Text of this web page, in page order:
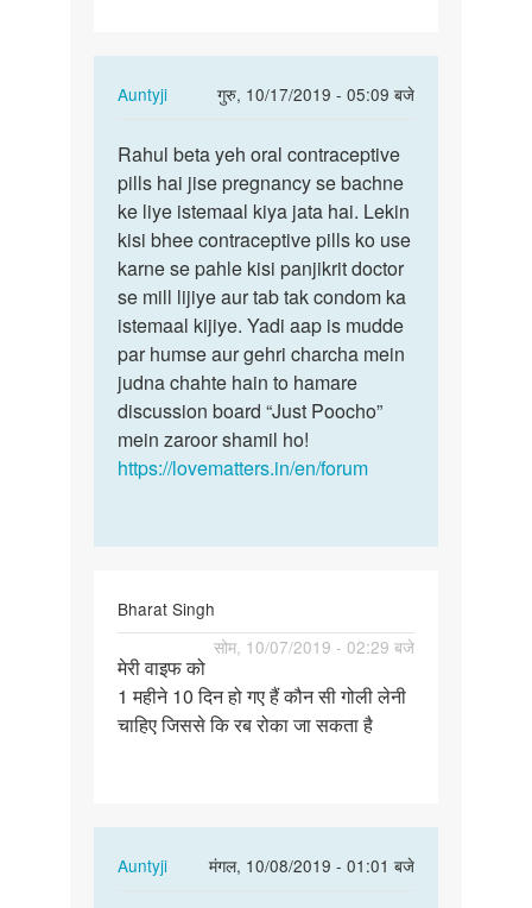
Auntyji
गुरु, 10/17/2019 - 05:09 बजे
In
to
Novelon
3
din
khane
ke
bad…
by
Rahul
Rahul
beta
yeh
oral…
Rahul beta yeh oral contraceptive
pills hai jise pregnancy se bachne
ke liye istemaal kiya jata hai. Lekin
kisi bhee contraceptive pills ko use
karne se pahle kisi panjikrit doctor
se mill lijiye aur tab tak condom ka
istemaal kijiye. Yadi aap is mudde
par humse aur gehri charcha mein
judna chahte hain to hamare
discussion board “Just Poocho”
mein zaroor shamil ho!
https://lovematters.in/en/forum
Bharat Singh
सोम, 10/07/2019 - 02:29 बजे
मेरी
वाइफ
को
मेरी वाइफ को
1 महीने 10 दिन हो गए हैं कौन सी गोली लेनी
चाहिए जिससे कि रब रोका जा सकता है
Auntyji
मंगल, 10/08/2019 - 01:01 बजे
In